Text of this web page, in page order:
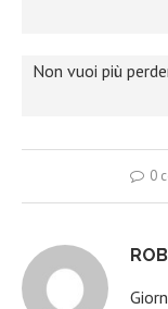
Non vuoi più
0